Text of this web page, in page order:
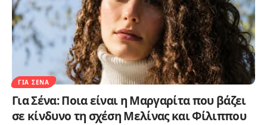
ΓΙΑ ΣΈΝΑ
Για Σένα: Ποια είναι η Μαργαρίτα που βάζει
σε κίνδυνο τη σχέση Μελίνας και Φίλιππου